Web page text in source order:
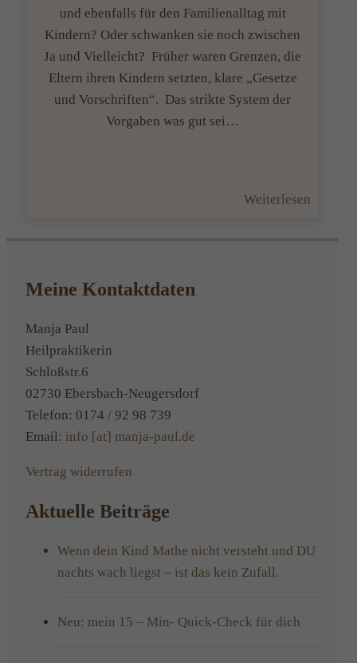
und ebenfalls für den Familienalltag mit
Kindern? Oder schwanken sie noch zwischen
Ja und Vielleicht? Früher waren Grenzen, die
Eltern ihren Kindern setzten, klare „Gesetze
und Vorschriften“. Das strikte System der
Vorgaben was gut sei…
Weiterlesen
setzen
Meine Kontaktdaten
Manja Paul
Heilpraktikerin
Schloßstr.6
02730 Ebersbach-Neugersdorf
Telefon: 0174 / 92 98 739
Email: info [at] manja-paul.de
Vertrag widerrufen
Aktuelle Beiträge
Wenn dein Kind Mathe nicht versteht und DU
nachts wach liegst – ist das kein Zufall.
Neu: mein 15 – Min- Quick-Check für dich